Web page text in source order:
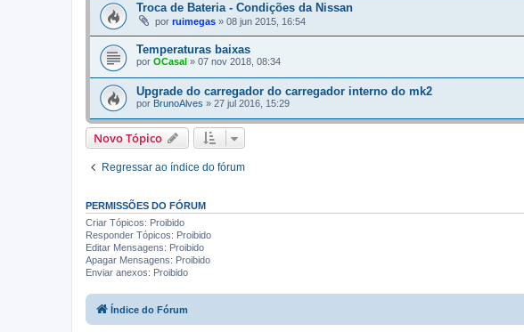
Troca de Bateria - Condições da Nissan
por ruimegas » 08 jun 2015, 16:54
Temperaturas baixas
por OCasal » 07 nov 2018, 08:34
Upgrade do carregador do carregador interno do mk2
por BrunoAlves » 27 jul 2016, 15:29
Novo Tópico
Regressar ao índice do fórum
PERMISSÕES DO FÓRUM
Criar Tópicos: Proibido
Responder Tópicos: Proibido
Editar Mensagens: Proibido
Apagar Mensagens: Proibido
Enviar anexos: Proibido
Índice do Fórum